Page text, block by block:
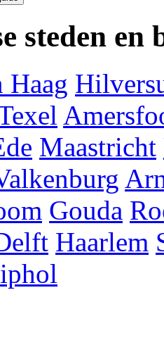
steden en
Haag
Maastricht
Gouda
Haarlem